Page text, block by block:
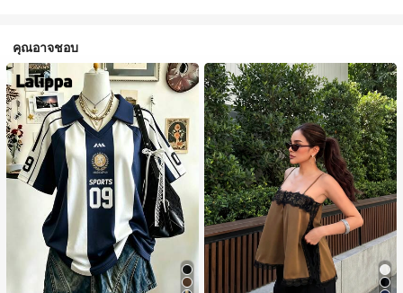
คุณอาจชอบ
ใน สีกากี เสื้อสตรี เสื้อเบลาส์ & Tee